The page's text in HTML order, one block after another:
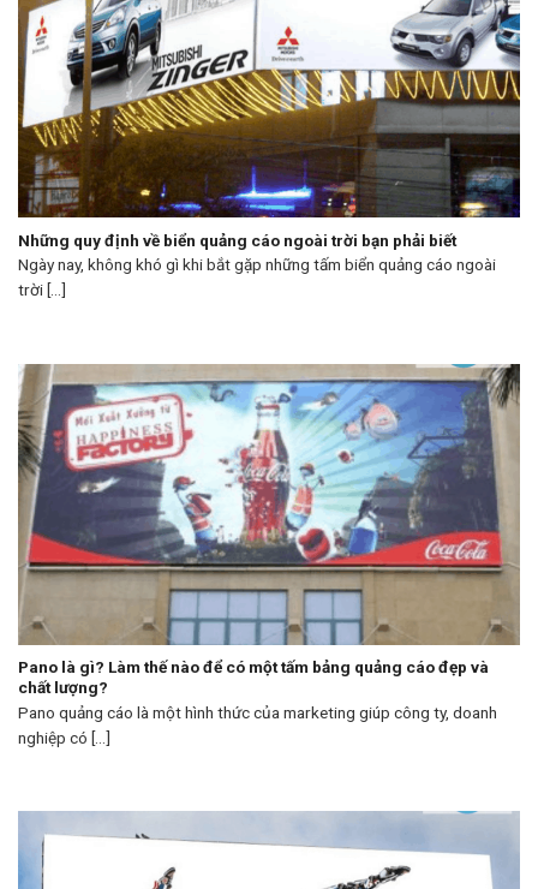
Những quy định về biển quảng cáo ngoài trời bạn phải biết
Ngày nay, không khó gì khi bắt gặp những tấm biển quảng cáo ngoài
trời [...]
Pano là gì? Làm thế nào để có một tấm bảng quảng cáo đẹp và
chất lượng?
Pano quảng cáo là một hình thức của marketing giúp công ty, doanh
nghiệp có [...]